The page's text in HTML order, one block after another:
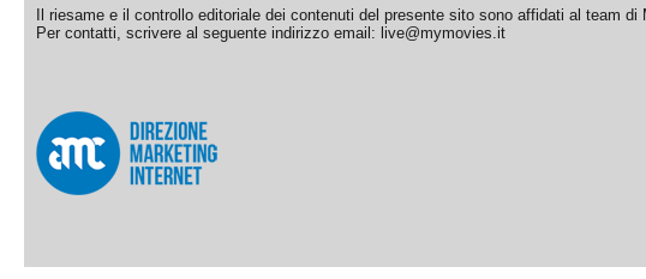
Il riesame e il controllo editoriale dei contenuti del presente sito sono affidati al team
Per contatti, scrivere al seguente indirizzo email: live@mymovies.it